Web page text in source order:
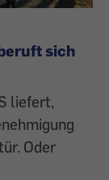
sich
liefert,
Oder